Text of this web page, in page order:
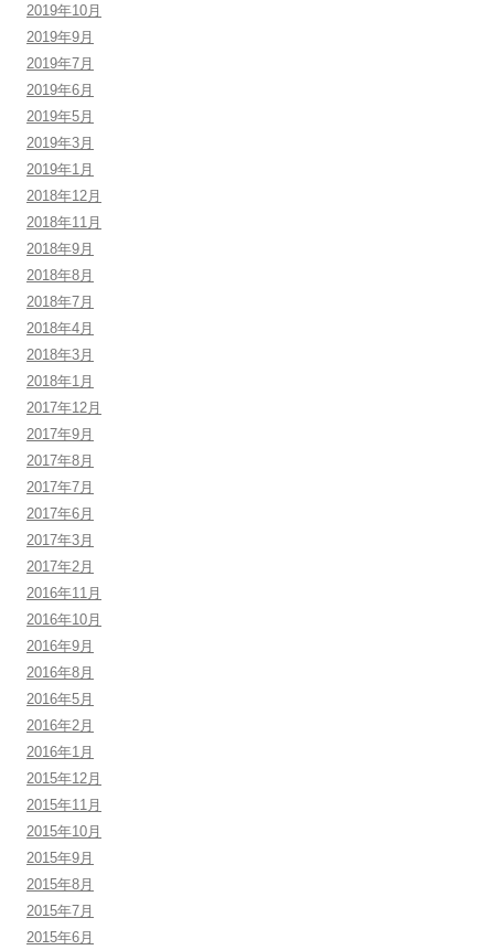
2019年10月
2019年9月
2019年7月
2019年6月
2019年5月
2019年3月
2019年1月
2018年12月
2018年11月
2018年9月
2018年8月
2018年7月
2018年4月
2018年3月
2018年1月
2017年12月
2017年9月
2017年8月
2017年7月
2017年6月
2017年3月
2017年2月
2016年11月
2016年10月
2016年9月
2016年8月
2016年5月
2016年2月
2016年1月
2015年12月
2015年11月
2015年10月
2015年9月
2015年8月
2015年7月
2015年6月